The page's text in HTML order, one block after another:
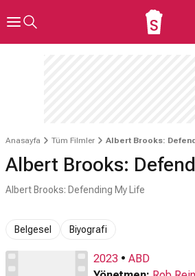
Anasayfa Tüm Filmler Albert Brooks:
Albert Brooks:
Albert Brooks: Defending My Life
Belgesel Biyografi
2023 • ABD